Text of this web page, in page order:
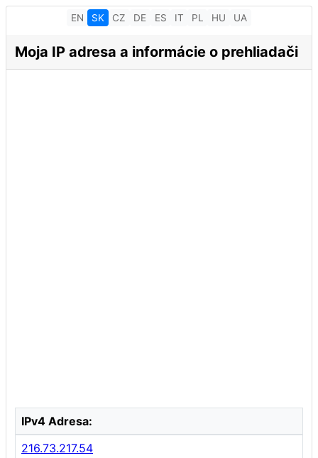
EN SK CZ DE ES IT PL HU UA
Moja IP adresa a informácie o prehliadači
IPv4 Adresa:
216.73.217.54